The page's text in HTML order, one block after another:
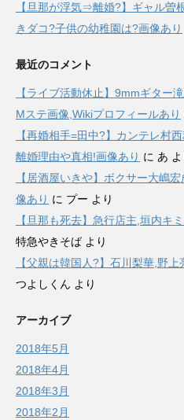
【旦那が浮気⇒離婚?】ギャル曽
きダコ?子供の幼稚園は?画像あり
最近のコメント
【ライブ活動休止】9mmギター
Mステ画像,Wikiプロフィールあり
【再婚相手=田中?】カンテレ村
離婚理由や真相!画像あり に あ よ
【居酒屋いきや】ボクサー大嶋
像あり に プー より
【旦那も死去】急行店主,垣内キ
特急やきそばより
【父親は韓国人?】石川梨華,野
つよしくん より
アーカイブ
2018年5月
2018年4月
2018年3月
2018年2月